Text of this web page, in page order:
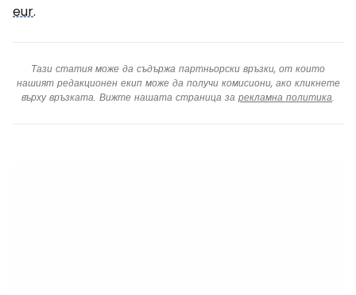
eur.
Тази статия може да съдържа партньорски връзки, от които
нашият редакционен екип може да получи комисиони, ако кликнете
върху връзката. Вижте нашата страница за рекламна политика.